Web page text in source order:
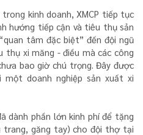
kinh doanh, XMCP tiếp tục
hướng tiếp cận và tiêu thụ sản
tâm đặc biệt” đến đội ngũ
xi măng - điều mà các công
bao giờ chú trọng. Đây được
doanh nghiệp sản xuất xi
dành phần lớn kinh phí để tặng
trang, găng tay) cho đội thợ tại